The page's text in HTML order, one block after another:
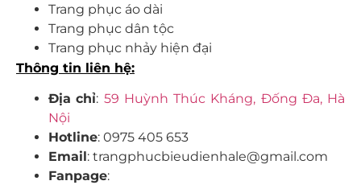
Trang phục áo dài
Trang phục dân tộc
Trang phục nhảy hiện đại
Thông tin liên hệ:
Địa chỉ: 59 Huỳnh Thúc Kháng, Đống Đa, Hà
Nội
Hotline: 0975 405 653
Email: trangphucbieudienhale@gmail.com
Fanpage: